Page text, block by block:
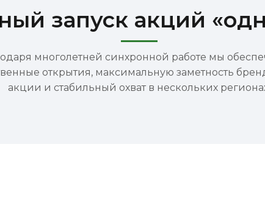
запуск акций
многолетней синхронной работе мы
открытия, максимальную заметность
акции и стабильный охват в нескольких